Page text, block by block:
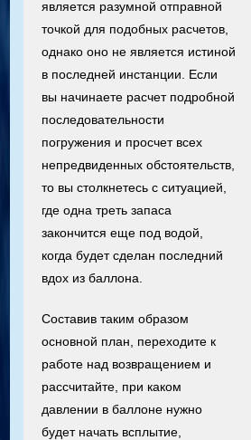
является разумной отправной
точкой для подобных расчетов,
однако оно не является истиной
в последней инстанции. Если
вы начинаете расчет подробной
последовательности
погружения и просчет всех
непредвиденных обстоятельств,
то вы столкнетесь с ситуацией,
где одна треть запаса
закончится еще под водой,
когда будет сделан последний
вдох из баллона.
Составив таким образом
основной план, переходите к
работе над возвращением и
рассчитайте, при каком
давлении в баллоне нужно
будет начать всплытие,